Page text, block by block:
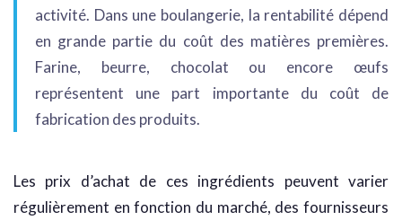
activité. Dans une boulangerie, la rentabilité dépend
en grande partie du coût des matières premières.
Farine, beurre, chocolat ou encore œufs
représentent une part importante du coût de
fabrication des produits.
Les prix d’achat de ces ingrédients peuvent varier
régulièrement en fonction du marché, des fournisseurs